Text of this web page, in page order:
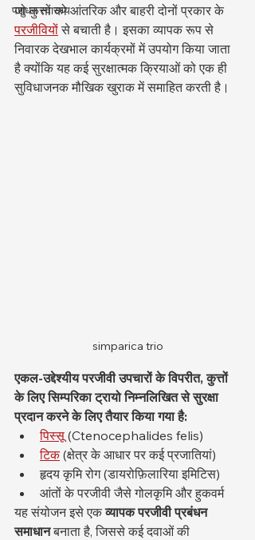
पशुधन स्वास्थ्य
जो कुत्तों को आंतरिक और बाहरी दोनों प्रकार के
परजीवियों से बचाती है। इसका व्यापक रूप से
निवारक देखभाल कार्यक्रमों में उपयोग किया जाता
है क्योंकि यह कई सुरक्षात्मक क्रियाओं को एक ही
सुविधाजनक मौखिक खुराक में समाहित करती है।
simparica trio
एकल-उद्देश्यीय परजीवी उपचारों के विपरीत, कुत्तों
के लिए सिम्परिका ट्रायो निम्नलिखित से सुरक्षा
प्रदान करने के लिए तैयार किया गया है:
पिस्सू (Ctenocephalides felis)
टिक (क्षेत्र के आधार पर कई प्रजातियां)
हृदय कृमि रोग (डायरोफ़िलारिया इमिटिस)
आंतों के परजीवी जैसे गोलकृमि और हुकवर्म
यह संयोजन इसे एक व्यापक परजीवी प्रबंधन
समाधान बनाता है, जिससे कई दवाओं की